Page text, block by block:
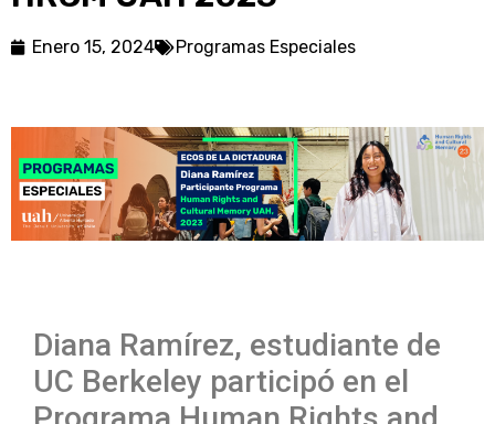
Enero 15, 2024 Programas Especiales
Diana Ramírez, estudiante de
UC Berkeley participó en el